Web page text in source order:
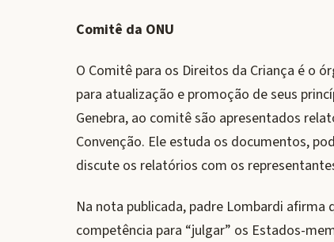
Comitê da ONU
O Comitê para os Direitos da Criança é o
para atualização e promoção de seus
Genebra, ao comitê são apresentados
Convenção. Ele estuda os documentos,
discute os relatórios com os
Na nota publicada, padre Lombardi afirma
competência para “julgar” os Estados-